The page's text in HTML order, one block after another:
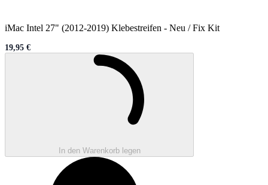
iMac Intel 27" (2012-2019) Klebestreifen - Neu / Fix Kit
Sale price
19,95 €
In den Warenkorb legen